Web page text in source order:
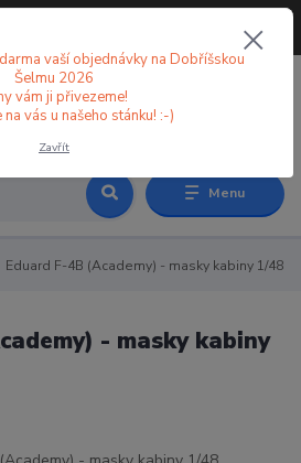
Menu
Eduard F-4B (Academy) - masky kabiny 1/48
- masky kabiny
vaší objednávky na Dobříšskou
Šelmu 2026
vám ji přivezeme!
vás u našeho stánku! :-)
Zavřít